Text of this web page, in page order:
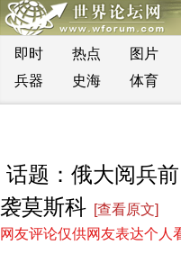
即时 热点 图片
兵器
史海 体育
话题：俄大阅兵
袭莫斯科 [查看原文]
网友评论仅供网友表达个人